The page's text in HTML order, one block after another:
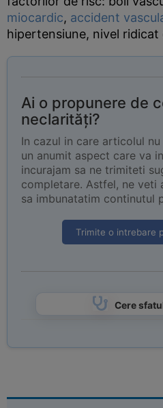
miocardic, accident
hipertensiune, nivel
Ai o propunere de
neclarități?
In cazul in care articolul
un anumit aspect care va
incurajam sa ne trimiteti
completare. Astfel, ne veti
sa imbunatatim continutul
Trimite o intrebare
Cere